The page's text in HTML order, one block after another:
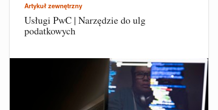
Artykuł zewnętrzny
Usługi PwC | Narzędzie do ulg
podatkowych